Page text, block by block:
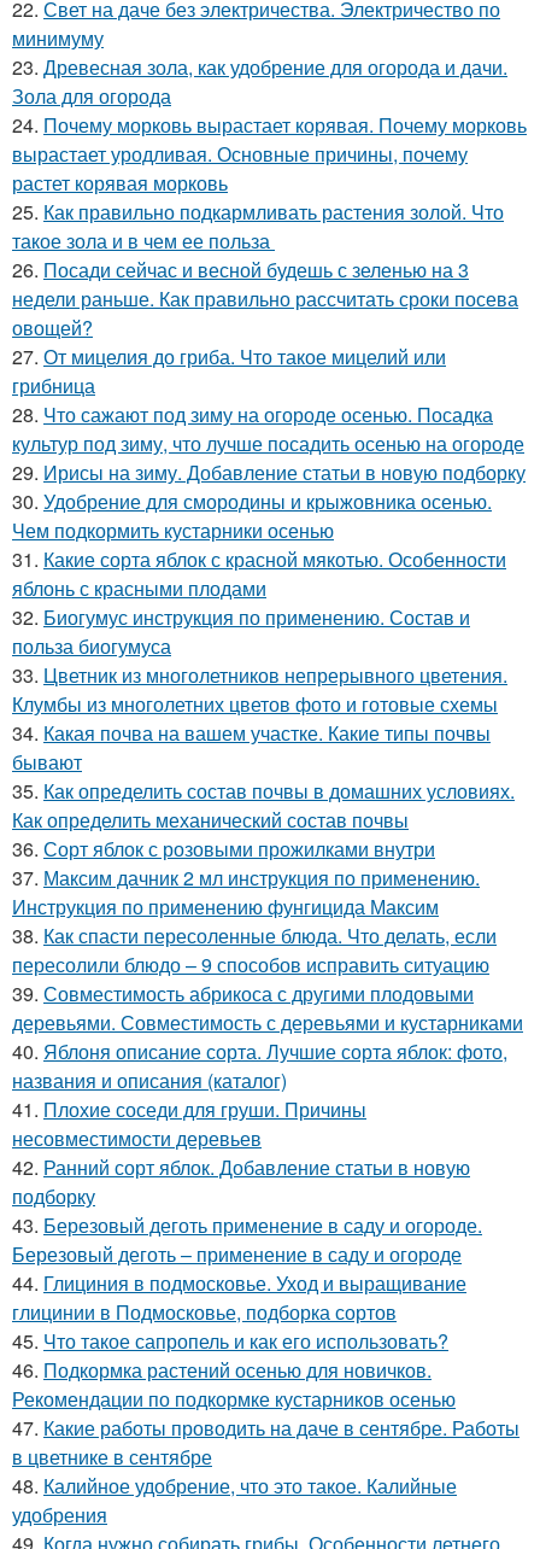
22. Свет на даче без электричества. Электричество по
минимуму
23. Древесная зола, как удобрение для огорода и дачи.
Зола для огорода
24. Почему морковь вырастает корявая. Почему морковь
вырастает уродливая. Основные причины, почему
растет корявая морковь
25. Как правильно подкармливать растения золой. Что
такое зола и в чем ее польза
26. Посади сейчас и весной будешь с зеленью на 3
недели раньше. Как правильно рассчитать сроки посева
овощей?
27. От мицелия до гриба. Что такое мицелий или
грибница
28. Что сажают под зиму на огороде осенью. Посадка
культур под зиму, что лучше посадить осенью на огороде
29. Ирисы на зиму. Добавление статьи в новую подборку
30. Удобрение для смородины и крыжовника осенью.
Чем подкормить кустарники осенью
31. Какие сорта яблок с красной мякотью. Особенности
яблонь с красными плодами
32. Биогумус инструкция по применению. Состав и
польза биогумуса
33. Цветник из многолетников непрерывного цветения.
Клумбы из многолетних цветов фото и готовые схемы
34. Какая почва на вашем участке. Какие типы почвы
бывают
35. Как определить состав почвы в домашних условиях.
Как определить механический состав почвы
36. Сорт яблок с розовыми прожилками внутри
37. Максим дачник 2 мл инструкция по применению.
Инструкция по применению фунгицида Максим
38. Как спасти пересоленные блюда. Что делать, если
пересолили блюдо – 9 способов исправить ситуацию
39. Совместимость абрикоса с другими плодовыми
деревьями. Совместимость с деревьями и кустарниками
40. Яблоня описание сорта. Лучшие сорта яблок: фото,
названия и описания (каталог)
41. Плохие соседи для груши. Причины
несовместимости деревьев
42. Ранний сорт яблок. Добавление статьи в новую
подборку
43. Березовый деготь применение в саду и огороде.
Березовый деготь – применение в саду и огороде
44. Глициния в подмосковье. Уход и выращивание
глицинии в Подмосковье, подборка сортов
45. Что такое сапропель и как его использовать?
46. Подкормка растений осенью для новичков.
Рекомендации по подкормке кустарников осенью
47. Какие работы проводить на даче в сентябре. Работы
в цветнике в сентябре
48. Калийное удобрение, что это такое. Калийные
удобрения